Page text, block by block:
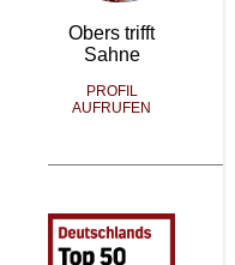
Obers trifft
Sahne
PROFIL
AUFRUFEN